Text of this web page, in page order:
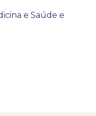
e Saúde e